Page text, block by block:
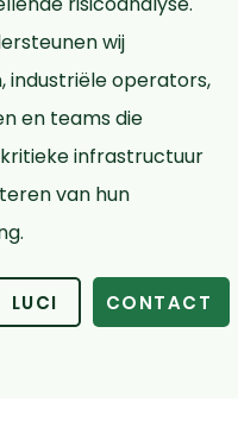
wij
industriële operators,
en teams die
infrastructuur
van hun
LUCI CONTACT